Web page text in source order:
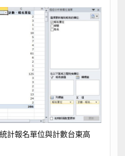
計報名單位與計數台東高